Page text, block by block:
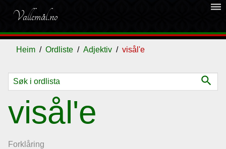
Vallemål.no
dehaze
Heim Ordliste Adjektiv visål'e
search
visål'e
Forklåring
Ordliste
Om
vallemålet